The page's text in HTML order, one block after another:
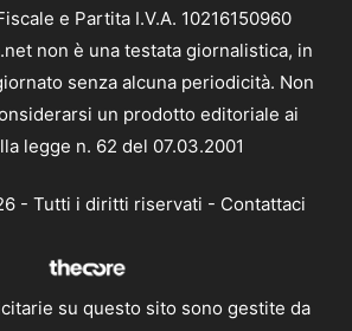
e Partita I.V.A. 10216150960
non è una testata giornalistica, in
senza alcuna periodicità. Non
un prodotto editoriale ai
legge n. 62 del 07.03.2001
- Tutti i diritti riservati - Contattaci
su questo sito sono gestite da